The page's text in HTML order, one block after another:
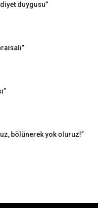
duygusu”
bölünerek yok oluruz!”